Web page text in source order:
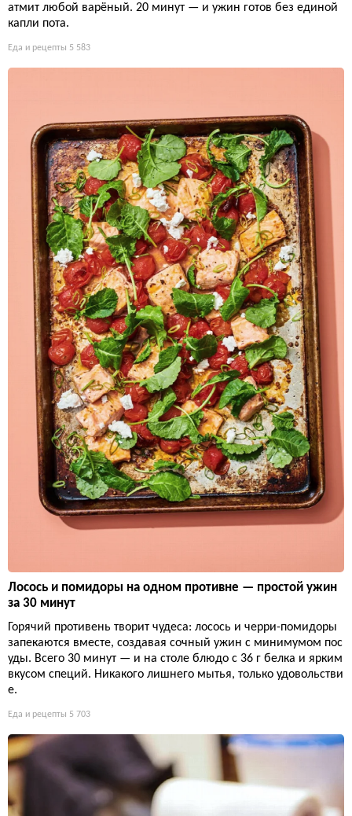
атмит любой варёный. 20 минут — и ужин готов без единой
капли пота.
Еда и рецепты 5 583
Лосось и помидоры на одном противне — простой ужин
за 30 минут
Горячий противень творит чудеса: лосось и черри-помидоры
запекаются вместе, создавая сочный ужин с минимумом пос
уды. Всего 30 минут — и на столе блюдо с 36 г белка и ярким
вкусом специй. Никакого лишнего мытья, только удовольстви
е.
Еда и рецепты 5 703